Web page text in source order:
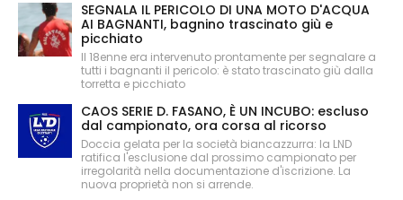
SEGNALA IL PERICOLO DI UNA MOTO D'ACQUA
AI BAGNANTI, bagnino trascinato giù e
picchiato
Il 18enne era intervenuto prontamente per segnalare a
tutti i bagnanti il pericolo: è stato trascinato giù dalla
torretta e picchiato
CAOS SERIE D. FASANO, È UN INCUBO: escluso
dal campionato, ora corsa al ricorso
Doccia gelata per la società biancazzurra: la LND
ratifica l'esclusione dal prossimo campionato per
irregolarità nella documentazione d'iscrizione. La
nuova proprietà non si arrende.